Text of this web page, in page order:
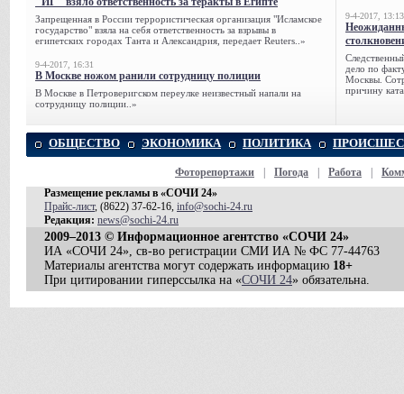
Запрещенная в России террористическая организация "Исламское
государство" взяла на себя ответственность за взрывы в
египетских городах Танта и Александрия, передает Reuters..»
9-4-2017, 16:31
В Москве ножом ранили сотрудницу полиции
В Москве в Петроверигском переулке неизвестный напали на
сотрудницу полиции..»
9-4-2017, 13:13
дело по
Москвы.
причину
ОБЩЕСТВО ЭКОНОМИКА ПОЛИТИКА
Фоторепортажи Погода Работа
Размещение рекламы в «СОЧИ 24»
Прайс-лист, (8622) 37-62-16, info@sochi-24.ru
Редакция: news@sochi-24.ru
2009–2013 © Информационное агентство «СОЧИ 24»
ИА «СОЧИ 24», св-во регистрации СМИ ИА № ФС 77-44763
Материалы агентства могут содержать информацию 18+
При цитировании гиперссылка на «СОЧИ 24» обязательна.